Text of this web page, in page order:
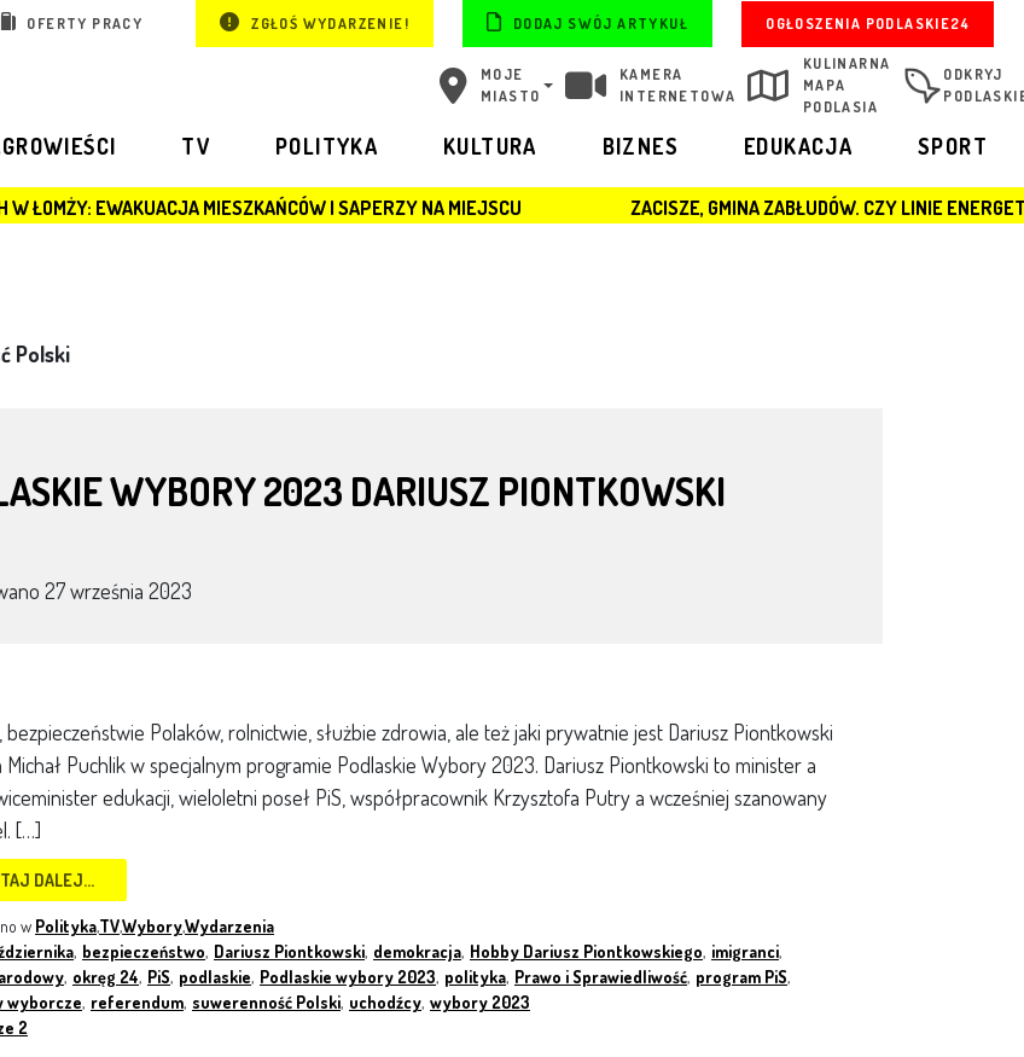
OFERTY PRACY ZGŁOŚ WYDARZENIE! DODAJ SWÓJ ARTYKUŁ OGŁOSZENIA PODLASKIE24
MOJE
MIASTO
KAMERA
INTERNETOWA
KULINARNA
MAPA
PODLASIA
ODKRYJ
TV POLITYKA KULTURA BIZNES EDUKACJA SPORT
MIESZKAŃCÓW I SAPERZY NA MIEJSCU ZACISZE, GMINA ZABŁUDÓW. CZY LINIE ENERGETYCZNĄ
Polski
WYBORY 2023 DARIUSZ PIONTKOWSKI
27 września 2023
bezpieczeństwie Polaków, rolnictwie, służbie zdrowia, ale też jaki prywatnie jest Dariusz Piontkowski
Michał Puchlik w specjalnym programie Podlaskie Wybory 2023. Dariusz Piontkowski to minister a
edukacji, wieloletni poseł PiS, współpracownik Krzysztofa Putry a wcześniej szanowany
[…]
DALEJ…
w Polityka,TV,Wybory,Wydarzenia
, bezpieczeństwo, Dariusz Piontkowski, demokracja, Hobby Dariusz Piontkowskiego, imigranci,
, okręg 24, PiS, podlaskie, Podlaskie wybory 2023, polityka, Prawo i Sprawiedliwość, program PiS,
wyborcze, referendum, suwerenność Polski, uchodźcy, wybory 2023
2